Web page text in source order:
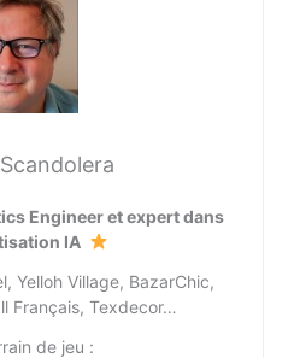
Engineer et expert dans
IA
Yelloh Village, BazarChic,
Français, Texdecor…
de jeu :